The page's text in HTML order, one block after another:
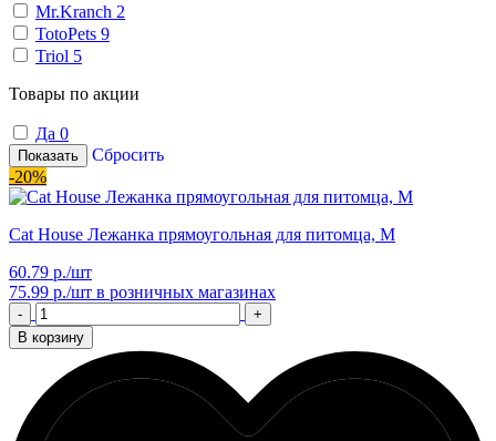
Mr.Kranch 2
TotoPets 9
Triol 5
Товары по акции
Да 0
Показать
Сбросить
-20%
Cat House Лежанка прямоугольная для питомца, M
60.79 р./шт
75.99 р./шт в розничных магазинах
-
+
В корзину